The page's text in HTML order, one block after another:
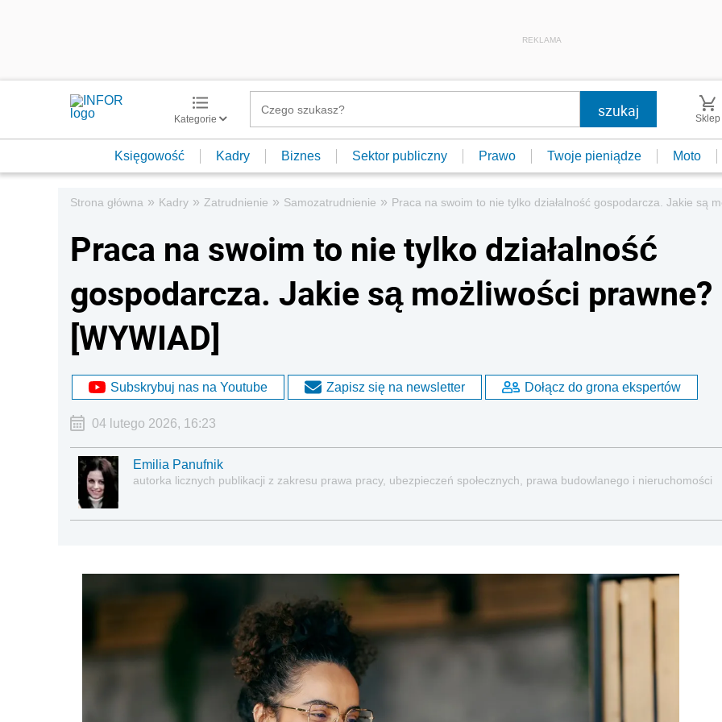
REKLAMA
Kategorie Sklep
Księgowość Kadry Biznes Sektor publiczny Prawo Twoje pieniądze Moto
Strona główna » Kadry » Zatrudnienie » Samozatrudnienie » Praca na swoim to nie tylko działalność gospodarcza. Jakie są
Praca na swoim to nie tylko działalność
gospodarcza. Jakie są możliwości prawne?
[WYWIAD]
Subskrybuj nas na Youtube Zapisz się na newsletter Dołącz do grona ekspertów
04 lutego 2026, 16:23
Emilia Panufnik
autorka licznych publikacji z zakresu prawa pracy, ubezpieczeń społecznych, prawa budowlanego i nieruchomości